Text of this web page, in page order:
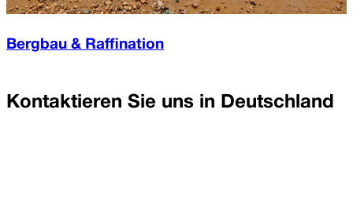
Bergbau & Raffination
Kontaktieren Sie uns in Deutschland